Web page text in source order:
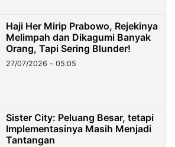
Haji Her Mirip Prabowo, Rejekinya
Melimpah dan Dikagumi Banyak
Orang, Tapi Sering Blunder!
27/07/2026 - 05:05
Sister City: Peluang Besar, tetapi
Implementasinya Masih Menjadi
Tantangan